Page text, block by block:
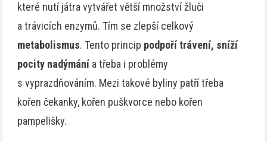
které nutí játra vytvářet větší množství žluči
a trávicích enzymů. Tím se zlepší celkový
metabolismus. Tento princip podpoří trávení, sníží
pocity nadýmánía třeba i problémy
s vyprazdňováním. Mezi takové byliny patří třeba
kořen čekanky, kořen puškvorce nebo kořen
pampelišky.